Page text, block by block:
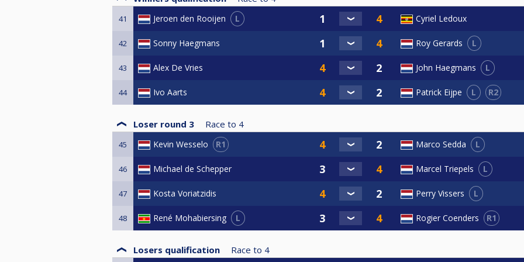
41 Jeroen den Rooijen L Cyriel Ledoux
42 Sonny Haegmans Roy Gerards L
43 Alex De Vries John Haegmans L
44 Ivo Aarts Patrick Eijpe L R2
Loser round 3 Race to 4
45 Kevin Wesselo R1 Marco Sedda L
46 Michael de Schepper Marcel Triepels L
47 Kosta Voriatzidis Perry Vissers L
48 René Mohabiersing L Rogier Coenders R1
Losers qualification Race to 4